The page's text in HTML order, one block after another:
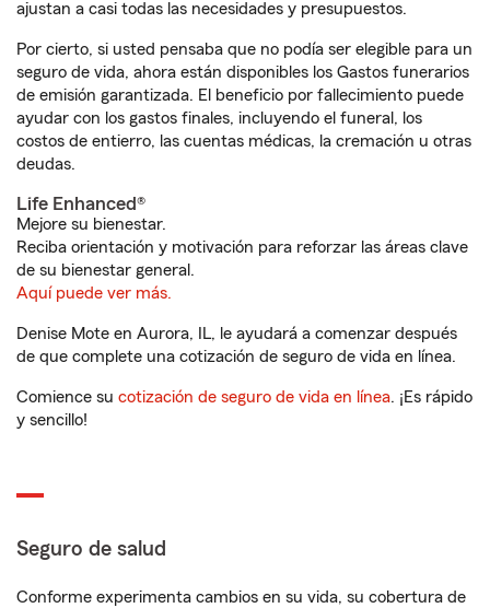
ajustan a casi todas las necesidades y presupuestos.
Por cierto, si usted pensaba que no podía ser elegible para un
seguro de vida, ahora están disponibles los Gastos funerarios
de emisión garantizada. El beneficio por fallecimiento puede
ayudar con los gastos finales, incluyendo el funeral, los
costos de entierro, las cuentas médicas, la cremación u otras
deudas.
Life Enhanced®
Mejore su bienestar.
Reciba orientación y motivación para reforzar las áreas clave
de su bienestar general.
Aquí puede ver más.
Denise Mote en Aurora, IL, le ayudará a comenzar después
de que complete una cotización de seguro de vida en línea.
Comience su cotización de seguro de vida en línea. ¡Es rápido
y sencillo!
Seguro de salud
Conforme experimenta cambios en su vida, su cobertura de